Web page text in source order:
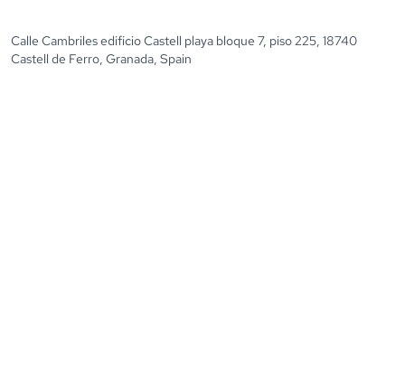
Calle Cambriles edificio Castell playa bloque 7, piso 225, 18740
Castell de Ferro, Granada, Spain